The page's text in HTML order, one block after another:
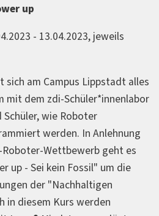
up
- 13.04.2023, jeweils
sich am Campus Lippstadt alles
mit dem zdi-Schüler*innenlabor
Schüler, wie Roboter
werden. In Anlehnung
Wettbewerb geht es
up - Sei kein Fossil" um die
der "Nachhaltigen
in diesem Kurs werden